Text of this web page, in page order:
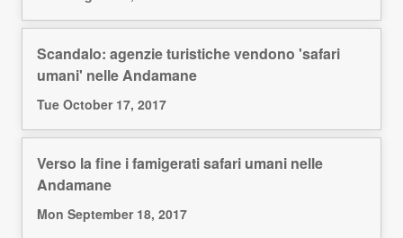
Scandalo: agenzie turistiche vendono 'safari
umani' nelle Andamane
Tue October 17, 2017
Verso la fine i famigerati safari umani nelle
Andamane
Mon September 18, 2017